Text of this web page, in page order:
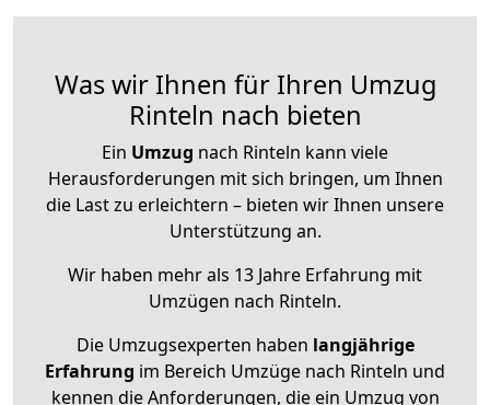
Was wir Ihnen für Ihren Umzug
Rinteln nach bieten
Ein Umzug nach Rinteln kann viele
Herausforderungen mit sich bringen, um Ihnen
die Last zu erleichtern – bieten wir Ihnen unsere
Unterstützung an.
Wir haben mehr als 13 Jahre Erfahrung mit
Umzügen nach Rinteln.
Die Umzugsexperten haben langjährige
Erfahrung im Bereich Umzüge nach Rinteln und
kennen die Anforderungen, die ein Umzug von